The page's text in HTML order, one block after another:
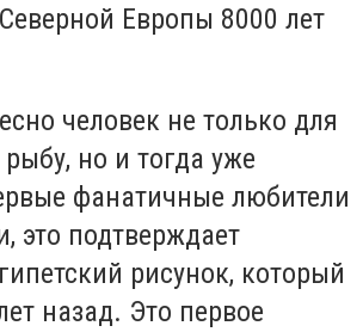
Европы 8000 лет
человек не только для
но и тогда уже
фанатичные любители
это подтверждает
рисунок, который
назад. Это первое